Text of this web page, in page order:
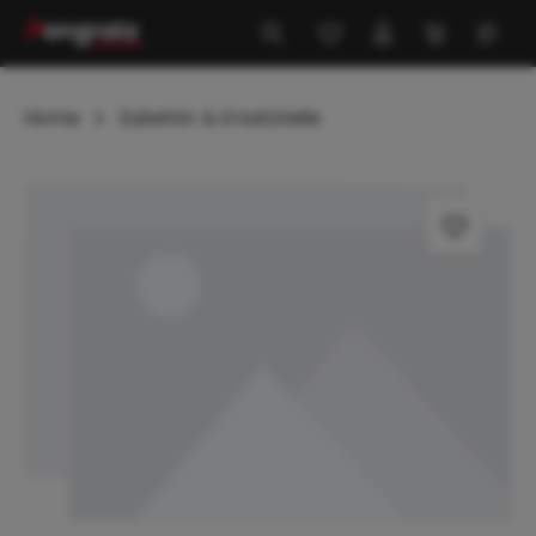
springen
Home Zubehör & Ersatzteile